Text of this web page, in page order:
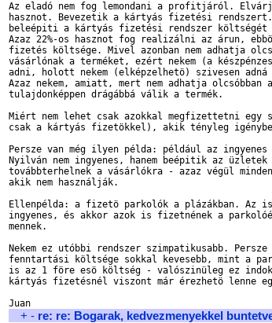
Az eladó nem fog lemondani a profitjáról.
hasznot. Bevezetik a kártyás fizetési
beleépiti a kártyás fizetési rendszer költségét
Azaz 22%-os hasznot fog realizálni az árun,
fizetés költsége. Mivel azonban nem adhatja
vásárlónak a terméket, ezért nekem (a
adni, holott nekem (elképzelhetö) szivesen adná
Azaz nekem, amiatt, mert nem adhatja olcsóbban
tulajdonképpen drágábbá válik a termék.
Miért nem lehet csak azokkal megfizettetni egy
csak a kártyás fizetökkel), akik tényleg
Persze van még ilyen példa: például az ingyenes
Nyilván nem ingyenes, hanem beépitik az
továbbterhelnek a vásárlókra - azaz végül
akik nem használják.
Ellenpélda: a fizetö parkolók a plázákban. Az
ingyenes, és akkor azok is fizetnének a
mennek.
Nekem ez utóbbi rendszer szimpatikusabb.
fenntartási költsége sokkal kevesebb, mint a
is az 1 före esö költség - valószinüleg ez
kártyás fizetésnél viszont már érezhetö lenne
+ - re: re: Bogarak, kedvezmenyekkel